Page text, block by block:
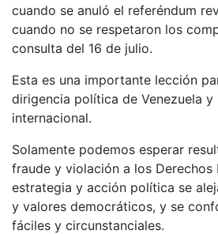
cuando se anuló el referéndum
cuando no se respetaron los
consulta del 16 de julio.
Esta es una importante lección
dirigencia política de Venezuela y
internacional.
Solamente podemos esperar
fraude y violación a los
estrategia y acción política se
y valores democráticos, y se
fáciles y circunstanciales.